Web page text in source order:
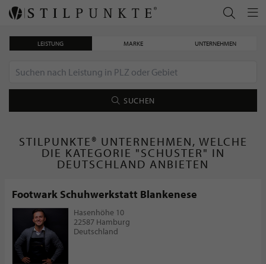
LEISTUNG MARKE UNTERNEHMEN
SUCHEN
STILPUNKTE® UNTERNEHMEN, WELCHE
DIE KATEGORIE "SCHUSTER" IN
DEUTSCHLAND ANBIETEN
Footwark Schuhwerkstatt Blankenese
Hasenhöhe 10
22587 Hamburg
Deutschland